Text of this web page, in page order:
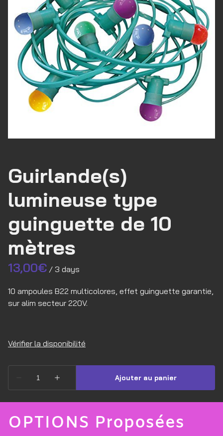
Guirlande(s)
lumineuse type
guinguette de 10
mètres
/
10 ampoules B22 multicolores, effet guinguette garantie,
sur alim secteur 220V.
OPTIONS Proposées